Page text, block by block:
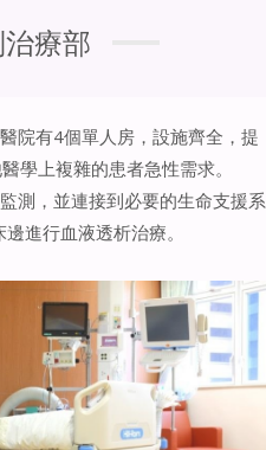
療部
院有4個單人房，設施齊全，提
學上複雜的患者急性需求。
測，並連接到必要的生命支援系
進行血液透析治療。